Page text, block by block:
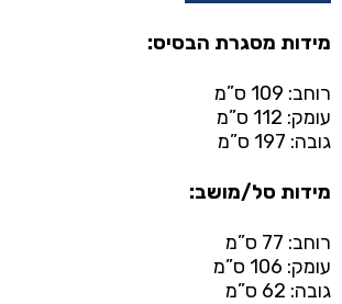
מידות מסגרת הבסיס:
רוחב: 109 ס”מ
עומק: 112 ס”מ
גובה: 197 ס”מ
מידות סל/מושב:
רוחב: 77 ס”מ
עומק: 106 ס”מ
גובה: 62 ס”מ